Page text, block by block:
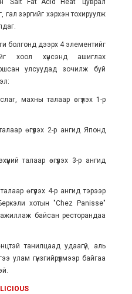
"Salt Fat Acid Heat" цуврал
гал зэргийг хэрхэн тохируулж
болгонд дээрх 4 элементийг
хоол хүнсэнд ашиглах
улсуудад зочилж буй
махны талаар өгүүлэх 1-р
өгүүлэх 2-р ангид Японд
талаар өгүүлэх 3-р ангид
өгүүлэх 4-р ангид тэрээр
хотын "Chez Panisse"
байсан ресторандаа
танилцаад удаагүй, аль
улам гүнзгийрүүлмээр байгаа